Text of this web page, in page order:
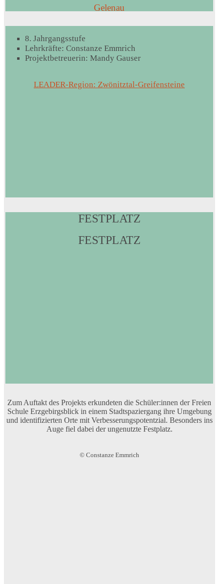
Gelenau
8. Jahrgangsstufe
Lehrkräfte: Constanze Emmrich
Projektbetreuerin: Mandy Gauser
LEADER-Region: Zwönitztal-Greifensteine
FESTPLATZ
FESTPLATZ
Zum Auftakt des Projekts erkundeten die Schüler:innen der Freien
Schule Erzgebirgsblick in einem Stadtspaziergang ihre Umgebung
und identifizierten Orte mit Verbesserungspotentzial. Besonders ins
Auge fiel dabei der ungenutzte Festplatz.
© Constanze Emmrich